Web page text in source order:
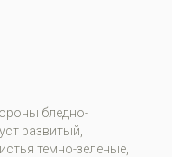
бледно-
развитый,
темно-зеленые,